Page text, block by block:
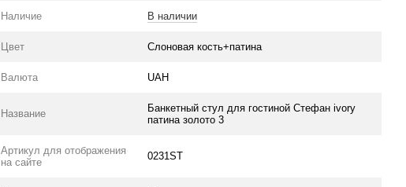
Наличие В наличии
Цвет Слоновая кость+патина
Валюта UAH
Название
Банкетный стул для гостиной Стефан ivory
патина золото 3
Артикул для отображения
на сайте
0231ST